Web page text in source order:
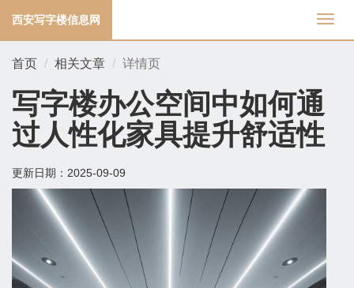
切
换
西安写字楼信息网
首页 相关文章 详情页
写字楼办公空间中如何通
过人性化家具提升舒适性
更新日期： 2025-09-09